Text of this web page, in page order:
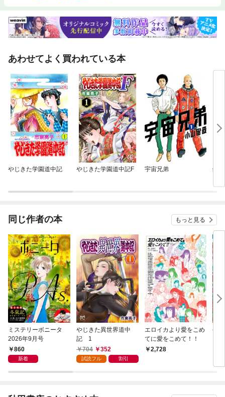
あわせてよく買われている本
やじきた学園道中記 やじきた学園道中記F 宇宙兄弟 銀
同じ作者の本 もっと見る
ミステリーボニータ
2026年9月号
860
新着
やじきた異世界道中
記 1
704
352
試読フル 割引
エロイカより愛をこめ
てに愛をこめて！！
2,728
や